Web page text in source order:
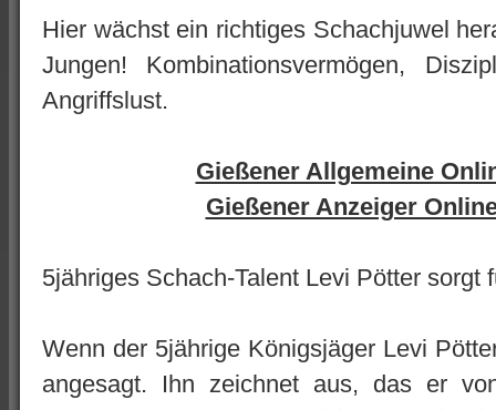
Hier wächst ein richtiges Schachjuwel
Jungen! Kombinationsvermögen,
Angriffslust.
Gießener Allgemeine
Gießener Anzeiger
5jähriges Schach-Talent Levi Pötter sorgt
Wenn der 5jährige Königsjäger Levi
angesagt. Ihn zeichnet aus, das er